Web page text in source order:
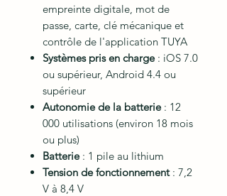
empreinte digitale, mot de
passe, carte, clé mécanique et
contrôle de l'application TUYA
Systèmes pris en charge: iOS 7.0
ou supérieur, Android 4.4 ou
supérieur
Autonomie de la batterie: 12
000 utilisations (environ 18 mois
ou plus)
Batterie: 1 pile au lithium
Tension de fonctionnement: 7,2
V à 8,4 V